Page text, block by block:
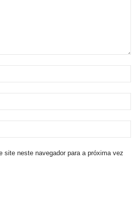
site neste navegador para a próxima vez